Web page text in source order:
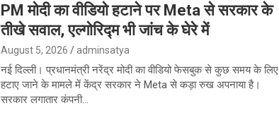
PM मोदी का वीडियो हटाने पर Meta से सरकार के
तीखे सवाल, एल्गोरिद्म भी जांच के घेरे में
August 5, 2026 adminsatya
नई दिल्ली। प्रधानमंत्री नरेंद्र मोदी का वीडियो फेसबुक से कुछ समय के लिए
हटाए जाने के मामले में केंद्र सरकार ने Meta से कड़ा रुख अपनाया है।
सरकार लगातार कंपनी…